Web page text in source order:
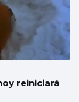
reiniciará